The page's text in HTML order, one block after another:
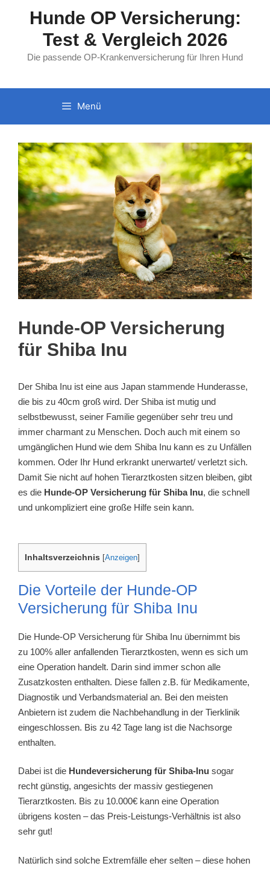
Hunde OP Versicherung:
Test & Vergleich 2026
Die passende OP-Krankenversicherung für Ihren Hund
Menü
Hunde-OP Versicherung
für Shiba Inu
Der Shiba Inu ist eine aus Japan stammende Hunderasse,
die bis zu 40cm groß wird. Der Shiba ist mutig und
selbstbewusst, seiner Familie gegenüber sehr treu und
immer charmant zu Menschen. Doch auch mit einem so
umgänglichen Hund wie dem Shiba Inu kann es zu Unfällen
kommen. Oder Ihr Hund erkrankt unerwartet/ verletzt sich.
Damit Sie nicht auf hohen Tierarztkosten sitzen bleiben, gibt
es die Hunde-OP Versicherung für Shiba Inu, die schnell
und unkompliziert eine große Hilfe sein kann.
Inhaltsverzeichnis [Anzeigen]
Die Vorteile der Hunde-OP
Versicherung für Shiba Inu
Die Hunde-OP Versicherung für Shiba Inu übernimmt bis
zu 100% aller anfallenden Tierarztkosten, wenn es sich um
eine Operation handelt. Darin sind immer schon alle
Zusatzkosten enthalten. Diese fallen z.B. für Medikamente,
Diagnostik und Verbandsmaterial an. Bei den meisten
Anbietern ist zudem die Nachbehandlung in der Tierklinik
eingeschlossen. Bis zu 42 Tage lang ist die Nachsorge
enthalten.
Dabei ist die Hundeversicherung für Shiba-Inu sogar
recht günstig, angesichts der massiv gestiegenen
Tierarztkosten. Bis zu 10.000€ kann eine Operation
übrigens kosten – das Preis-Leistungs-Verhältnis ist also
sehr gut!
Natürlich sind solche Extremfälle eher selten – diese hohen